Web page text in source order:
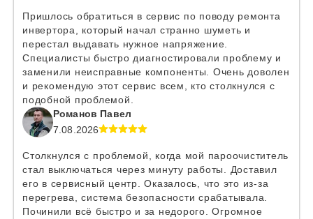
Пришлось обратиться в сервис по поводу ремонта
инвертора, который начал странно шуметь и
перестал выдавать нужное напряжение.
Специалисты быстро диагностировали проблему и
заменили неисправные компоненты. Очень доволен
и рекомендую этот сервис всем, кто столкнулся с
подобной проблемой.
Романов Павел
7.08.2026
Столкнулся с проблемой, когда мой пароочиститель
стал выключаться через минуту работы. Доставил
его в сервисный центр. Оказалось, что это из-за
перегрева, система безопасности срабатывала.
Починили всё быстро и за недорого. Огромное